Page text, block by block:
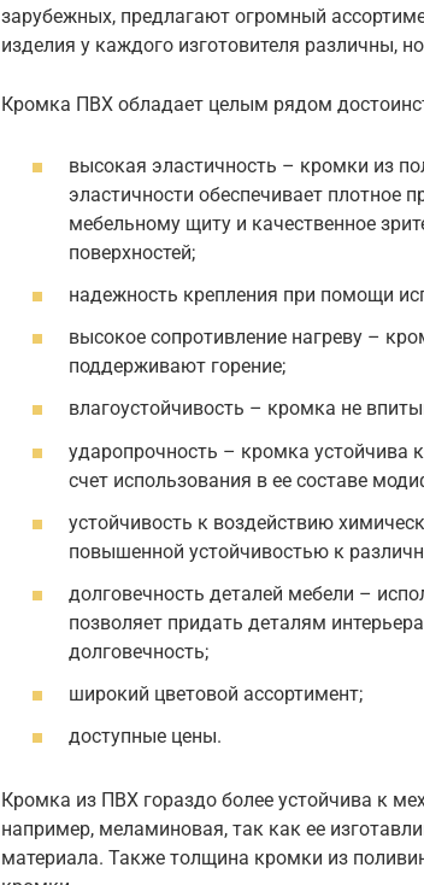
зарубежных, предлагают огромный
изделия у каждого изготовителя различны,
Кромка ПВХ обладает целым рядом
высокая эластичность – кромки из
эластичности обеспечивает плотное
мебельному щиту и качественное
поверхностей;
надежность крепления при помощи
высокое сопротивление нагреву –
поддерживают горение;
влагоустойчивость – кромка не
ударопрочность – кромка
счет использования в ее составе
устойчивость к воздействию
повышенной устойчивостью к
долговечность деталей мебели –
позволяет придать деталям
долговечность;
широкий цветовой ассортимент;
доступные цены.
Кромка из ПВХ гораздо более устойчива к
например, меламиновая, так как ее
материала. Также толщина кромки из